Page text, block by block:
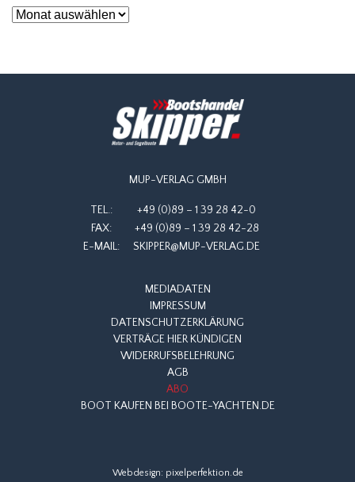
Archiv
MUP-VERLAG GMBH
TEL.:
+49 (0)89 – 1 39 28 42-0
FAX:
+49 (0)89 – 1 39 28 42-28
E-MAIL:
SKIPPER@MUP-VERLAG.DE
MEDIADATEN
IMPRESSUM
DATENSCHUTZERKLÄRUNG
VERTRÄGE HIER KÜNDIGEN
WIDERRUFSBELEHRUNG
AGB
ABO
BOOT KAUFEN BEI BOOTE-YACHTEN.DE
Webdesign: pixelperfektion.de